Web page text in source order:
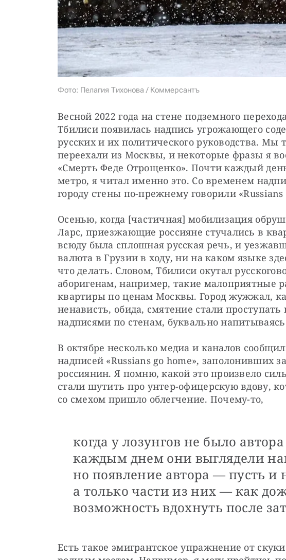
Фото: Пелагия Тихонова / Коммерсантъ
Весной 2022 года на стене подземного
Тбилиси появилась надпись угрожающего
русских и их политического руководства. Мы
переехали из Москвы, и некоторые фразы я
«Смерть Феде Отрощенко». Почти каждый
метро, я читал именно это. Со временем
городу стены по-прежнему говорили «Russians
Осенью, когда [частичная] мобилизация
Ларс, приезжающие россияне стучались в
всюду была сплошная русская речь, и
валюта в Грузии в ходу, ни на каком языке
что делать. Словом, Тбилиси окутал
аборигенам, например, такие малоприятные
квартиры по ценам Москвы. Город жужжал,
ненависть, обида, смятение стали
надписями по стенам, буквально напитываясь
В октябре несколько медиа и каналов
надписей «Russians go home», заполонивших
россиянин. Я помню, какой это произвело
стали шутить про унтер-офицерскую вдову,
со смехом пришло облегчение. Почему-то,
когда у лозунгов не было
каждым днем они выглядели
но появление автора — пусть и
а только части из них — как
возможность вдохнуть после
Есть такое эмигрантское упражнение от